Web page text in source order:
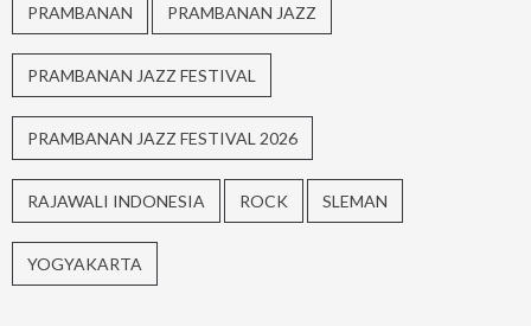
PRAMBANAN PRAMBANAN JAZZ
PRAMBANAN JAZZ FESTIVAL
PRAMBANAN JAZZ FESTIVAL 2026
RAJAWALI INDONESIA ROCK SLEMAN
YOGYAKARTA